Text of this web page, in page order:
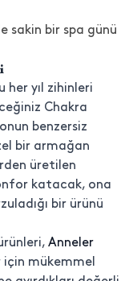
sakin bir spa günü
her yıl zihinleri
Chakra
benzersiz
bir armağan
üretilen
katacak, ona
bir ürünü
Anneler
için mükemmel